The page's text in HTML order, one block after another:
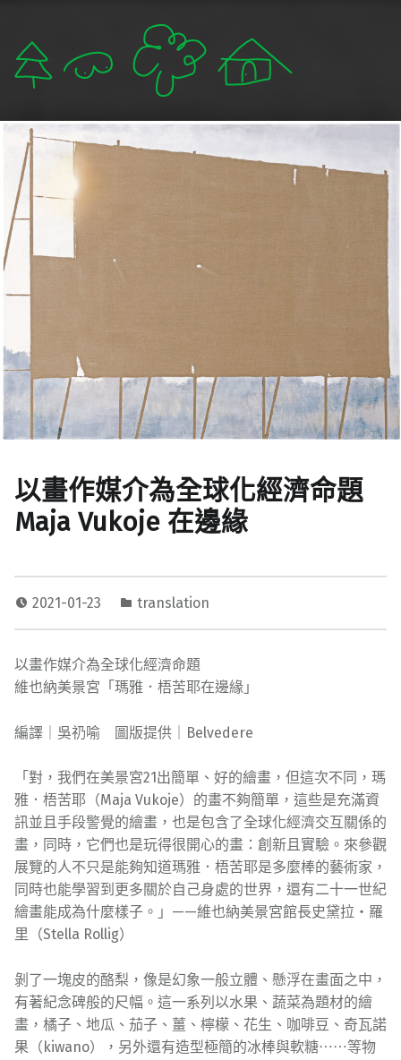
以畫作媒介為全球化經濟命題
Maja Vukoje 在邊緣
2021-01-23 translation
以畫作媒介為全球化經濟命題
維也納美景宮「瑪雅．梧苦耶在邊緣」
編譯｜吳礽喻 圖版提供｜Belvedere
「對，我們在美景宮21出簡單、好的繪畫，但這次不同，瑪
雅．梧苦耶（Maja Vukoje）的畫不夠簡單，這些是充滿資
訊並且手段警覺的繪畫，也是包含了全球化經濟交互關係的
畫，同時，它們也是玩得很開心的畫：創新且實驗。來參觀
展覽的人不只是能夠知道瑪雅．梧苦耶是多麼棒的藝術家，
同時也能學習到更多關於自己身處的世界，還有二十一世紀
繪畫能成為什麼樣子。」——維也納美景宮館長史黛拉・羅
里（Stella Rollig）
剝了一塊皮的酪梨，像是幻象一般立體、懸浮在畫面之中，
有著紀念碑般的尺幅。這一系列以水果、蔬菜為題材的繪
畫，橘子、地瓜、茄子、薑、檸檬、花生、咖啡豆、奇瓦諾
果（kiwano），另外還有造型極簡的冰棒與軟糖⋯⋯等物